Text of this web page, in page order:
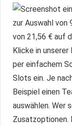
Klicke in
per einfachem
Slots ein. Je
Beispiel einen
auswählen. Wer
Zusatzoptionen.